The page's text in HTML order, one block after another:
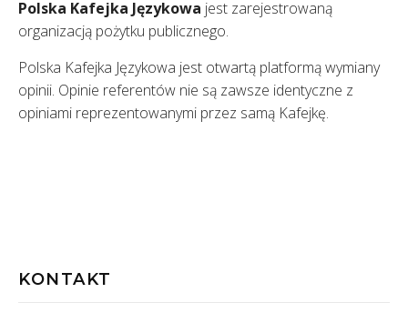
Polska Kafejka Językowa jest zarejestrowaną
organizacją pożytku publicznego.
Polska Kafejka Językowa jest otwartą platformą wymiany
opinii. Opinie referentów nie są zawsze identyczne z
opiniami reprezentowanymi przez samą Kafejkę.
KONTAKT